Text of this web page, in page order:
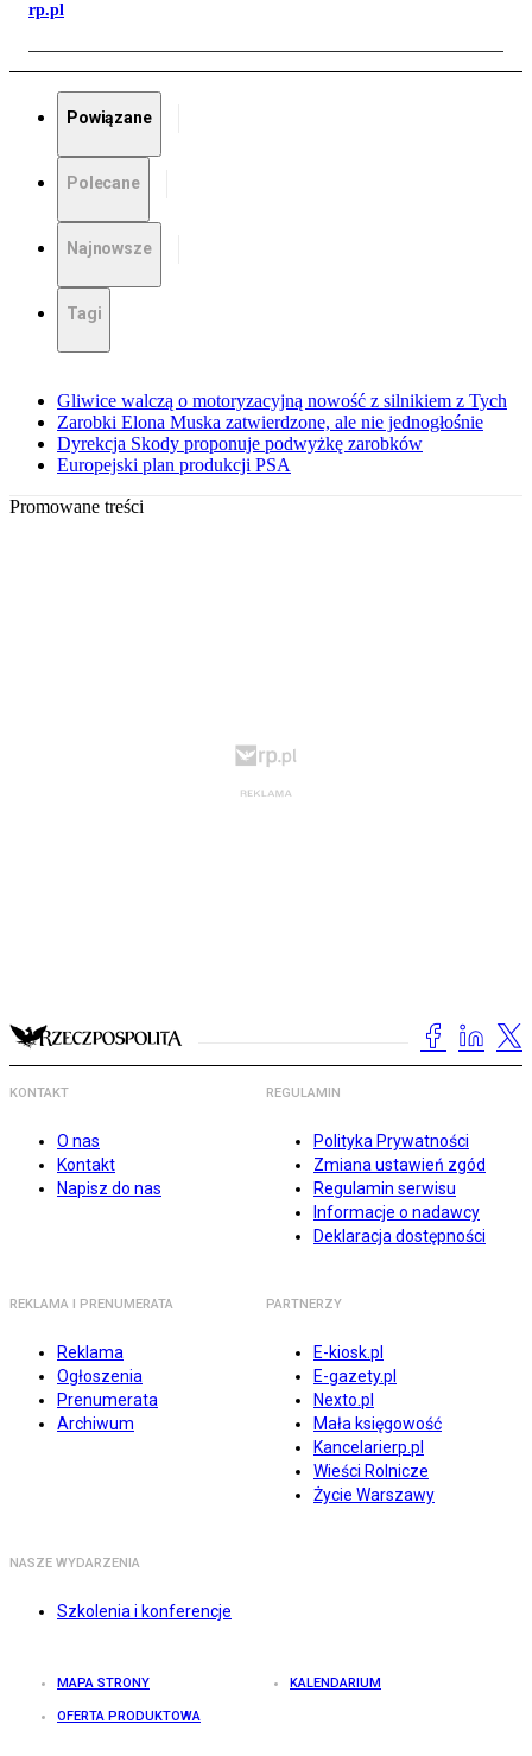
rp.pl
Powiązane
Polecane
Najnowsze
Tagi
Gliwice walczą o motoryzacyjną nowość z silnikiem z Tych
Zarobki Elona Muska zatwierdzone, ale nie jednogłośnie
Dyrekcja Skody proponuje podwyżkę zarobków
Europejski plan produkcji PSA
Promowane treści
KONTAKT
O nas
Kontakt
Napisz do nas
REGULAMIN
Polityka Prywatności
Zmiana ustawień zgód
Regulamin serwisu
Informacje o nadawcy
Deklaracja dostępności
REKLAMA I PRENUMERATA
Reklama
Ogłoszenia
Prenumerata
Archiwum
PARTNERZY
E-kiosk.pl
E-gazety.pl
Nexto.pl
Mała księgowość
Kancelarierp.pl
Wieści Rolnicze
Życie Warszawy
NASZE WYDARZENIA
Szkolenia i konferencje
MAPA STRONY KALENDARIUM
OFERTA PRODUKTOWA